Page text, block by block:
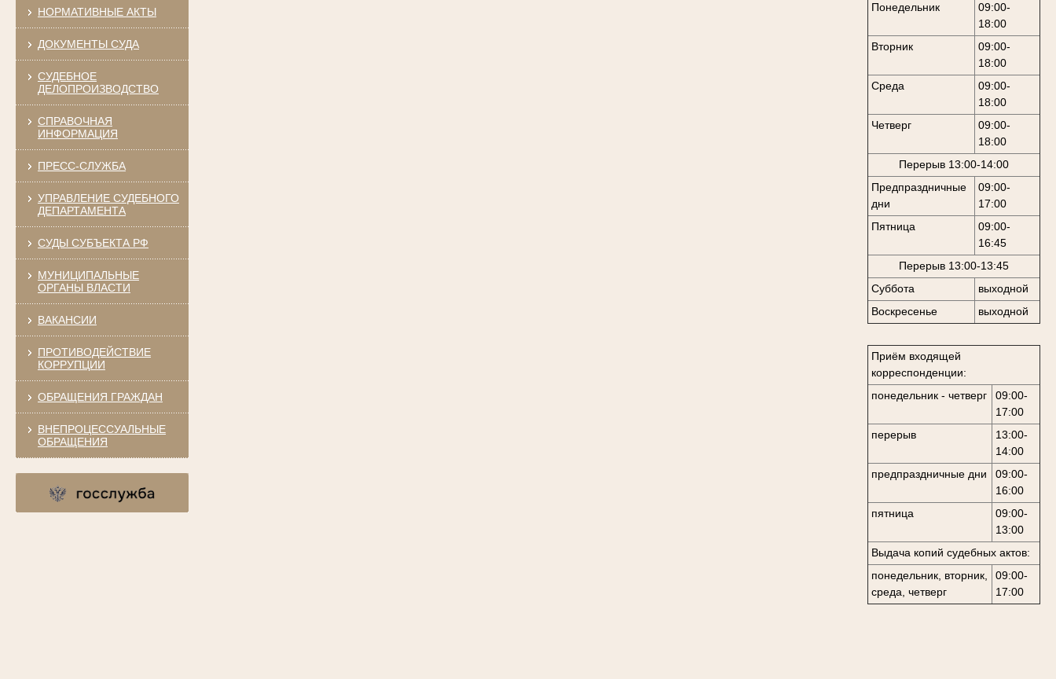
НОРМАТИВНЫЕ АКТЫ
ДОКУМЕНТЫ СУДА
СУДЕБНОЕ
ДЕЛОПРОИЗВОДСТВО
СПРАВОЧНАЯ
ИНФОРМАЦИЯ
ПРЕСС-СЛУЖБА
УПРАВЛЕНИЕ СУДЕБНОГО
ДЕПАРТАМЕНТА
СУДЫ СУБЪЕКТА РФ
МУНИЦИПАЛЬНЫЕ
ОРГАНЫ ВЛАСТИ
ВАКАНСИИ
ПРОТИВОДЕЙСТВИЕ
КОРРУПЦИИ
ОБРАЩЕНИЯ ГРАЖДАН
ВНЕПРОЦЕССУАЛЬНЫЕ
ОБРАЩЕНИЯ
Понедельник
09:00-
18:00
Вторник
09:00-
18:00
Среда
09:00-
18:00
Четверг
09:00-
18:00
Перерыв 13:00-14:00
Предпраздничные
дни
09:00-
17:00
Пятница
09:00-
16:45
Перерыв 13:00-13:45
Суббота
выходной
Воскресенье
выходной
Приём входящей
корреспонденции:
понедельник - четверг
09:00-
17:00
перерыв
13:00-
14:00
предпраздничные дни
09:00-
16:00
пятница
09:00-
13:00
Выдача копий судебных актов:
понедельник, вторник,
среда, четверг
09:00-
17:00